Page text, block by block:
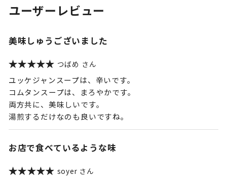
ユーザーレビュー
美味しゅうございました
つばめ
ユッケジャンスープは、辛いです。
コムタンスープは、まろやかです。
両方共に、美味しいです。
湯煎するだけなのも良いですね。
お店で食べているような味
soyer